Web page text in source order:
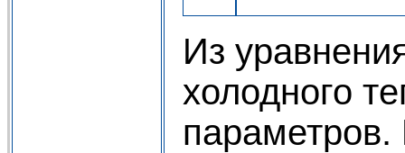
Из
холодного
параметров.